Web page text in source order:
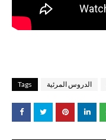
Tags الدروس المرئية